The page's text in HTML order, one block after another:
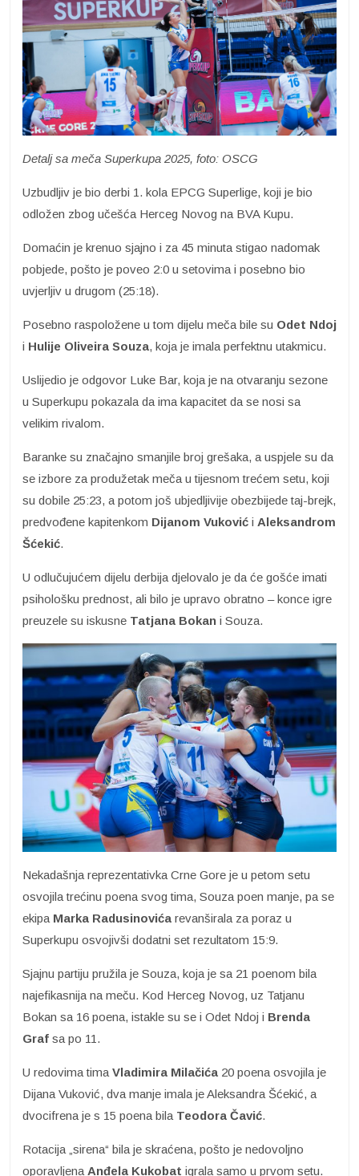
Detalj sa meča Superkupa 2025, foto: OSCG
Uzbudljiv je bio derbi 1. kola EPCG Superlige, koji je bio
odložen zbog učešća Herceg Novog na BVA Kupu.
Domaćin je krenuo sjajno i za 45 minuta stigao nadomak
pobjede, pošto je poveo 2:0 u setovima i posebno bio
uvjerljiv u drugom (25:18).
Posebno raspoložene u tom dijelu meča bile su Odet Ndoj
i Hulije Oliveira Souza, koja je imala perfektnu utakmicu.
Uslijedio je odgovor Luke Bar, koja je na otvaranju sezone
u Superkupu pokazala da ima kapacitet da se nosi sa
velikim rivalom.
Baranke su značajno smanjile broj grešaka, a uspjele su da
se izbore za produžetak meča u tijesnom trećem setu, koji
su dobile 25:23, a potom još ubjedljivije obezbijede taj-brejk,
predvođene kapitenkom Dijanom Vuković i Aleksandrom
Šćekić.
U odlučujućem dijelu derbija djelovalo je da će gošće imati
psihološku prednost, ali bilo je upravo obratno – konce igre
preuzele su iskusne Tatjana Bokan i Souza.
Nekadašnja reprezentativka Crne Gore je u petom setu
osvojila trećinu poena svog tima, Souza poen manje, pa se
ekipa Marka Radusinovića revanširala za poraz u
Superkupu osvojivši dodatni set rezultatom 15:9.
Sjajnu partiju pružila je Souza, koja je sa 21 poenom bila
najefikasnija na meču. Kod Herceg Novog, uz Tatjanu
Bokan sa 16 poena, istakle su se i Odet Ndoj i Brenda
Graf sa po 11.
U redovima tima Vladimira Milačića 20 poena osvojila je
Dijana Vuković, dva manje imala je Aleksandra Šćekić, a
dvocifrena je s 15 poena bila Teodora Čavić.
Rotacija „sirena“ bila je skraćena, pošto je nedovoljno
oporavljena Anđela Kukobat igrala samo u prvom setu.